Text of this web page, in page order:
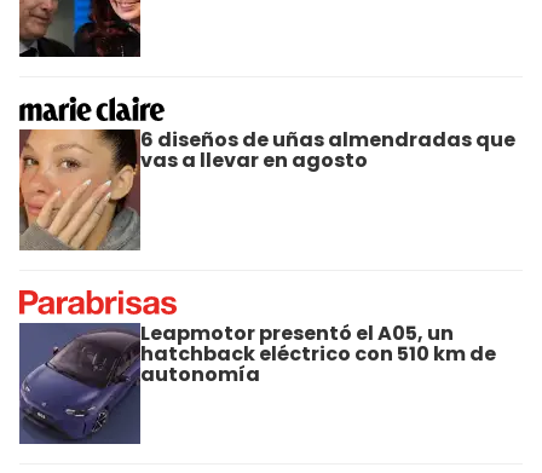
6 diseños de uñas almendradas que
vas a llevar en agosto
Leapmotor presentó el A05, un
hatchback eléctrico con 510 km de
autonomía